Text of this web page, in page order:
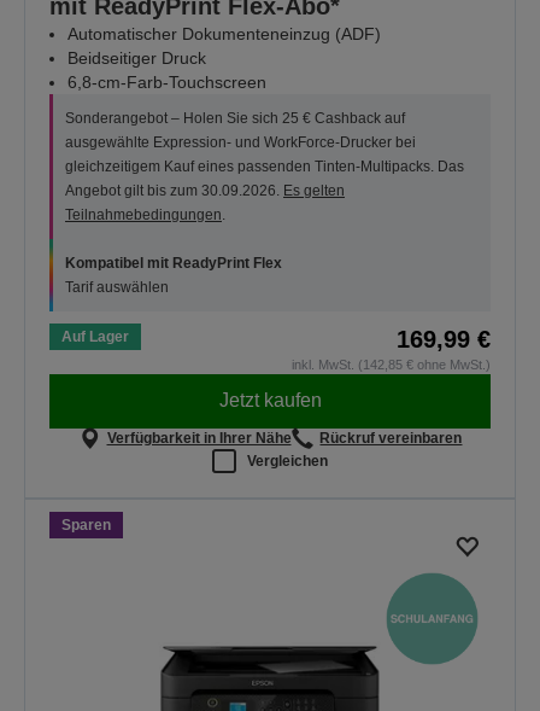
mit ReadyPrint Flex-Abo*
Automatischer Dokumenteneinzug (ADF)
Beidseitiger Druck
6,8-cm-Farb-Touchscreen
Sonderangebot – Holen Sie sich 25 € Cashback auf
ausgewählte Expression- und WorkForce-Drucker bei
gleichzeitigem Kauf eines passenden Tinten-Multipacks. Das
Angebot gilt bis zum 30.09.2026. Es gelten
Teilnahmebedingungen.
Kompatibel mit ReadyPrint Flex
Tarif auswählen
Auf Lager 169,99 €
inkl. MwSt. (142,85 € ohne MwSt.)
Jetzt kaufen
Verfügbarkeit in Ihrer Nähe
Rückruf vereinbaren
Vergleichen
Sparen